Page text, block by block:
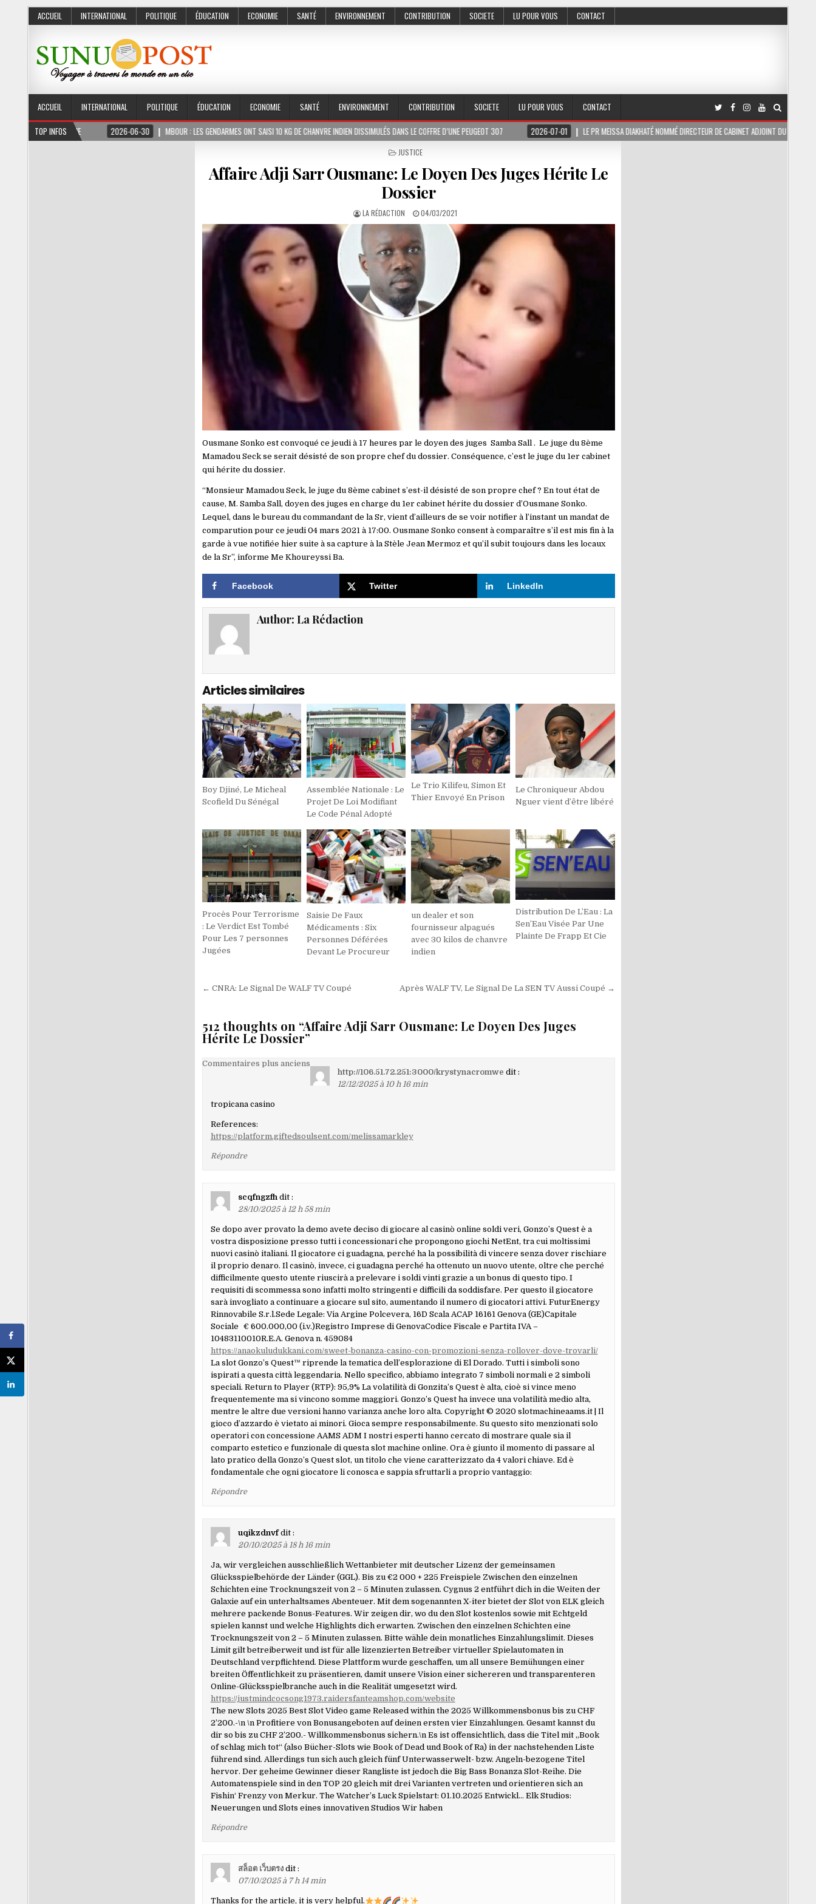
ACCUEIL INTERNATIONAL POLITIQUE ÉDUCATION ECONOMIE SANTÉ ENVIRONNEMENT CONTRIBUTION SOCIETE LU POUR VOUS CONTACT
ACCUEIL INTERNATIONAL POLITIQUE ÉDUCATION ECONOMIE SANTÉ ENVIRONNEMENT CONTRIBUTION SOCIETE LU POUR VOUS
CONTACT
TOP INFOS2026-06-30 MBOUR : LES GENDARMES ONT SAISI 10 KG DE CHANVRE INDIEN DISSIMULÉS DANS LE COFFRE D’UNE PEUGEOT 307 2026-07-01 LE PR MEISSA DIAKHATÉ NOMMÉ DIRECTEUR DE CABINET ADJOINT DU PRÉSIDENT DE LA
POSTED
JUSTICE
Affaire Adji Sarr Ousmane: Le Doyen Des Juges Hérite Le
Dossier
LA RÉDACTION 04/03/2021
Ousmane Sonko est convoqué ce jeudi à 17 heures par le doyen des juges Samba Sall . Le juge du 8ème
Mamadou Seck se serait désisté de son propre chef du dossier. Conséquence, c’est le juge du 1er cabinet
qui hérite du dossier.
“Monsieur Mamadou Seck, le juge du 8ème cabinet s’est-il désisté de son propre chef ? En tout état de
cause, M. Samba Sall, doyen des juges en charge du 1er cabinet hérite du dossier d’Ousmane Sonko.
Lequel, dans le bureau du commandant de la Sr, vient d’ailleurs de se voir notifier à l’instant un mandat de
comparution pour ce jeudi 04 mars 2021 à 17:00. Ousmane Sonko consent à comparaître s’il est mis fin à la
garde à vue notifiée hier suite à sa capture à la Stèle Jean Mermoz et qu’il subit toujours dans les locaux
de la Sr”, informe Me Khoureyssi Ba.
Facebook Twitter LinkedIn
Author: La Rédaction
Articles similaires
Boy Djiné, Le Micheal
Scofield Du Sénégal
Assemblée Nationale : Le
Projet De Loi Modifiant
Le Code Pénal Adopté
Le Trio Kilifeu, Simon Et
Thier Envoyé En Prison
Le Chroniqueur Abdou
Nguer vient d’être libéré
Procès Pour Terrorisme
: Le Verdict Est Tombé
Pour Les 7 personnes
Jugées
Saisie De Faux
Médicaments : Six
Personnes Déférées
Devant Le Procureur
un dealer et son
fournisseur alpagués
avec 30 kilos de chanvre
indien
Distribution De L’Eau : La
Sen’Eau Visée Par Une
Plainte De Frapp Et Cie
Navigation
l’article
← CNRA: Le Signal De WALF TV Coupé Après WALF TV, Le Signal De La SEN TV Aussi Coupé →
512 thoughts on “Affaire Adji Sarr Ousmane: Le Doyen Des Juges
Hérite Le Dossier”
Navigation
les
commentaires
Commentaires plus anciens
http://106.51.72.251:3000/krystynacromwe dit :
12/12/2025 à 10 h 16 min
tropicana casino
References:
https://platform.giftedsoulsent.com/melissamarkley
Répondre
scqfngzfh dit :
28/10/2025 à 12 h 58 min
Se dopo aver provato la demo avete deciso di giocare al casinò online soldi veri, Gonzo’s Quest è a
vostra disposizione presso tutti i concessionari che propongono giochi NetEnt, tra cui moltissimi
nuovi casinò italiani. Il giocatore ci guadagna, perché ha la possibilità di vincere senza dover rischiare
il proprio denaro. Il casinò, invece, ci guadagna perché ha ottenuto un nuovo utente, oltre che perché
difficilmente questo utente riuscirà a prelevare i soldi vinti grazie a un bonus di questo tipo. I
requisiti di scommessa sono infatti molto stringenti e difficili da soddisfare. Per questo il giocatore
sarà invogliato a continuare a giocare sul sito, aumentando il numero di giocatori attivi. FuturEnergy
Rinnovabile S.r.l.Sede Legale: Via Argine Polcevera, 16D Scala ACAP 16161 Genova (GE)Capitale
Sociale € 600.000,00 (i.v.)Registro Imprese di GenovaCodice Fiscale e Partita IVA –
10483110010R.E.A. Genova n. 459084
https://anaokuludukkani.com/sweet-bonanza-casino-con-promozioni-senza-rollover-dove-trovarli/
La slot Gonzo’s Quest™ riprende la tematica dell’esplorazione di El Dorado. Tutti i simboli sono
ispirati a questa città leggendaria. Nello specifico, abbiamo integrato 7 simboli normali e 2 simboli
speciali. Return to Player (RTP): 95,9% La volatilità di Gonzita’s Quest è alta, cioè si vince meno
frequentemente ma si vincono somme maggiori. Gonzo’s Quest ha invece una volatilità medio alta,
mentre le altre due versioni hanno varianza anche loro alta. Copyright © 2020 slotmachineaams.it | Il
gioco d’azzardo è vietato ai minori. Gioca sempre responsabilmente. Su questo sito menzionati solo
operatori con concessione AAMS ADM I nostri esperti hanno cercato di mostrare quale sia il
comparto estetico e funzionale di questa slot machine online. Ora è giunto il momento di passare al
lato pratico della Gonzo’s Quest slot, un titolo che viene caratterizzato da 4 valori chiave. Ed è
fondamentale che ogni giocatore li conosca e sappia sfruttarli a proprio vantaggio:
Répondre
uqikzdnvf dit :
20/10/2025 à 18 h 16 min
Ja, wir vergleichen ausschließlich Wettanbieter mit deutscher Lizenz der gemeinsamen
Glücksspielbehörde der Länder (GGL). Bis zu €2 000 + 225 Freispiele Zwischen den einzelnen
Schichten eine Trocknungszeit von 2 – 5 Minuten zulassen. Cygnus 2 entführt dich in die Weiten der
Galaxie auf ein unterhaltsames Abenteuer. Mit dem sogenannten X-iter bietet der Slot von ELK gleich
mehrere packende Bonus-Features. Wir zeigen dir, wo du den Slot kostenlos sowie mit Echtgeld
spielen kannst und welche Highlights dich erwarten. Zwischen den einzelnen Schichten eine
Trocknungszeit von 2 – 5 Minuten zulassen. Bitte wähle dein monatliches Einzahlungslimit. Dieses
Limit gilt betreiberweit und ist für alle lizenzierten Betreiber virtueller Spielautomaten in
Deutschland verpflichtend. Diese Plattform wurde geschaffen, um all unsere Bemühungen einer
breiten Öffentlichkeit zu präsentieren, damit unsere Vision einer sichereren und transparenteren
Online-Glücksspielbranche auch in die Realität umgesetzt wird.
https://justmindcocsong1973.raidersfanteamshop.com/website
The new Slots 2025 Best Slot Video game Released within the 2025 Willkommensbonus bis zu CHF
2’200.-\n \n Profitiere von Bonusangeboten auf deinen ersten vier Einzahlungen. Gesamt kannst du
dir so bis zu CHF 2’200.- Willkommensbonus sichern.\n Es ist offensichtlich, dass die Titel mit „Book
of schlag mich tot“ (also Bücher-Slots wie Book of Dead und Book of Ra) in der nachstehenden Liste
führend sind. Allerdings tun sich auch gleich fünf Unterwasserwelt- bzw. Angeln-bezogene Titel
hervor. Der geheime Gewinner dieser Rangliste ist jedoch die Big Bass Bonanza Slot-Reihe. Die
Automatenspiele sind in den TOP 20 gleich mit drei Varianten vertreten und orientieren sich an
Fishin‘ Frenzy von Merkur. The Watcher’s Luck Spielstart: 01.10.2025 Entwickl… Elk Studios:
Neuerungen und Slots eines innovativen Studios Wir haben
Répondre
สล็อต เว็บตรง dit :
07/10/2025 à 7 h 14 min
Thanks for the article, it is very helpful.